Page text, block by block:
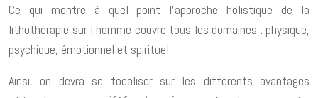
Ce qui montre à quel point l’approche holistique de la
lithothérapie sur l’homme couvre tous les domaines : physique,
psychique, émotionnel et spirituel.
Ainsi, on devra se focaliser sur les différents avantages